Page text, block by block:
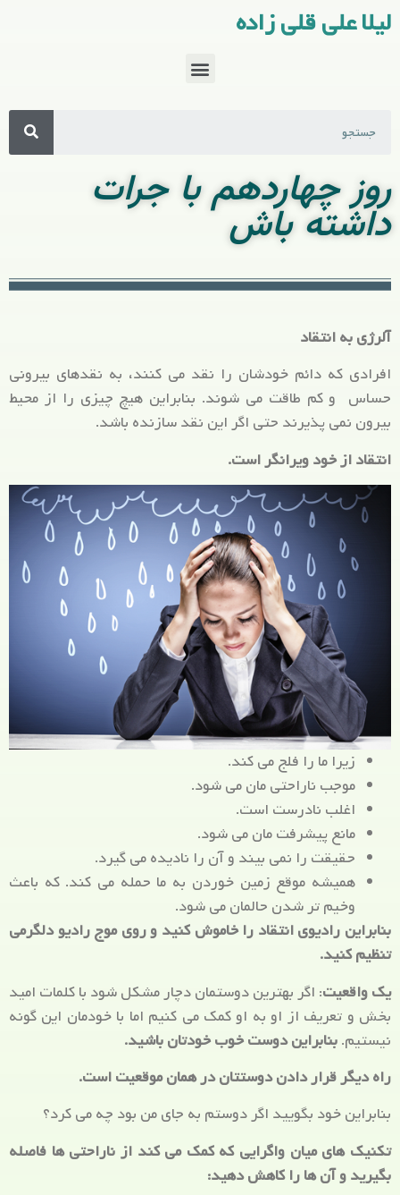
لیلا علی قلی زاده
روز چهاردهم با جرات
داشته باش
آلرژی به انتقاد
افرادی که دائم خودشان را نقد می کنند، به نقدهای بیرونی
حساس و کم طاقت می شوند. بنابراین هیچ چیزی را از محیط
بیرون نمی پذیرند حتی اگر این نقد سازنده باشد.
انتقاد از خود ویرانگر است.
زیرا ما را فلج می کند.
موجب ناراحتی مان می شود.
اغلب نادرست است.
مانع پیشرفت مان می شود.
حقیقت را نمی بیند و آن را نادیده می گیرد.
همیشه موقع زمین خوردن به ما حمله می کند. که باعث
وخیم تر شدن حالمان می شود.
بنابراین رادیوی انتقاد را خاموش کنید و روی موج رادیو دلگرمی
تنظیم کنید.
یک واقعیت: اگر بهترین دوستمان دچار مشکل شود با کلمات امید
بخش و تعریف از او به او کمک می کنیم اما با خودمان این گونه
نیستیم.بنابراین دوست خوب خودتان باشید.
راه دیگر قرار دادن دوستتان در همان موقعیت است.
بنابراین خود بگویید اگر دوستم به جای من بود چه می کرد؟
تکنیک های میان واگرایی که کمک می کند از ناراحتی ها فاصله
بگیرید و آن ها را کاهش دهید: